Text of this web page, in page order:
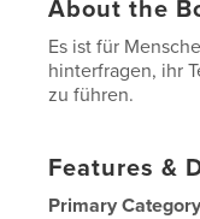
About the
Es ist für
hinterfragen, ihr
zu führen.
Features &
Primary